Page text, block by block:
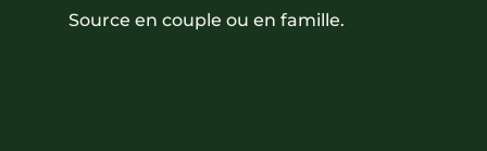
Source en couple ou en famille.